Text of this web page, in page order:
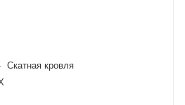
Скатная кровля